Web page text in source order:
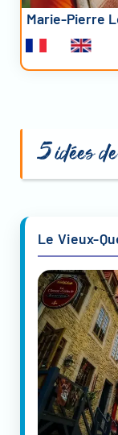
Marie-Pierre
5 idées
Le Vieux-